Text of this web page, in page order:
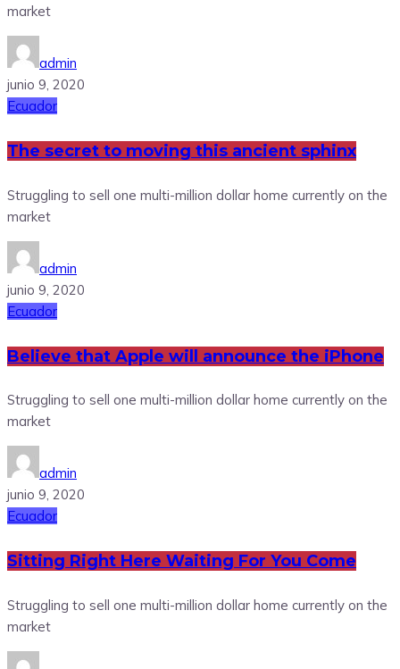
market
admin
junio 9, 2020
Ecuador
The secret to moving this ancient sphinx
Struggling to sell one multi-million dollar home currently on the
market
admin
junio 9, 2020
Ecuador
Believe that Apple will announce the iPhone
Struggling to sell one multi-million dollar home currently on the
market
admin
junio 9, 2020
Ecuador
Sitting Right Here Waiting For You Come
Struggling to sell one multi-million dollar home currently on the
market